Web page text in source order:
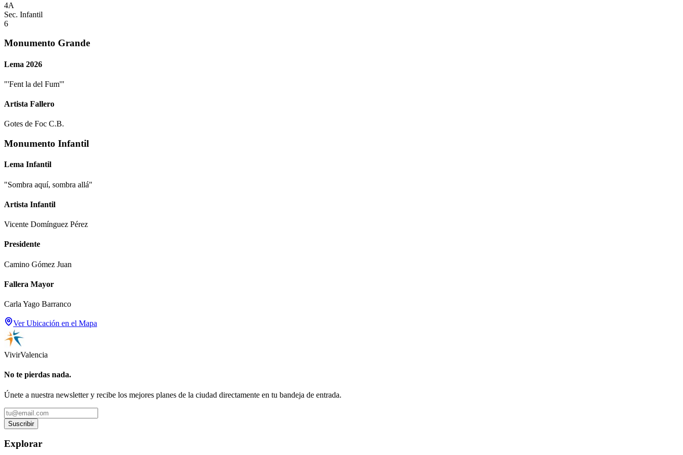
4A
Sec. Infantil
6
Monumento Grande
Lema 2026
"'Fent la del Fum'"
Artista Fallero
Gotes de Foc C.B.
Monumento Infantil
Lema Infantil
"Sombra aquí, sombra allá"
Artista Infantil
Vicente Domínguez Pérez
Presidente
Camino Gómez Juan
Fallera Mayor
Carla Yago Barranco
Ver Ubicación en el Mapa
VivirValencia
No te pierdas nada.
Únete a nuestra newsletter y recibe los mejores planes de la ciudad directamente en tu bandeja de entrada.
Suscribir
Explorar